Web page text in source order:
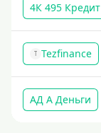
4К 495 Кредит
T Tezfinance
АД А Деньги